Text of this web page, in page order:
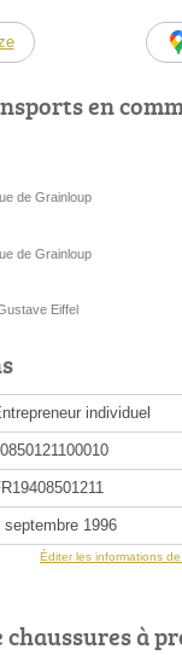
en
de Grainloup
de Grainloup
Eiffel
individuel
septembre 1996
Éditer les informations
chaussures à